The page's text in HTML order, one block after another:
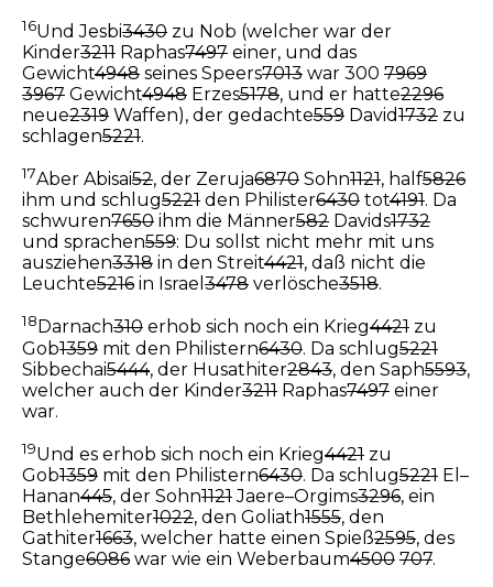
16Und Jesbi3430 zu Nob (welcher war der
Kinder3211 Raphas7497 einer, und das
Gewicht4948 seines Speers7013 war 300 7969
3967 Gewicht4948 Erzes5178, und er hatte2296
neue2319 Waffen), der gedachte559 David1732 zu
schlagen5221.
17Aber Abisai52, der Zeruja6870 Sohn1121, half5826
ihm und schlug5221 den Philister6430 tot4191. Da
schwuren7650 ihm die Männer582 Davids1732
und sprachen559: Du sollst nicht mehr mit uns
ausziehen3318 in den Streit4421, daß nicht die
Leuchte5216 in Israel 3478 verlösche3518.
18 Darnach310 erhob sich noch ein Krieg4421 zu
Gob1359 mit den Philistern6430. Da schlug5221
Sibbechai5444, der Husathiter2843, den Saph5593,
welcher auch der Kinder3211 Raphas7497 einer
war.
19Und es erhob sich noch ein Krieg4421 zu
Gob1359 mit den Philistern6430. Da schlug5221 El–
Hanan445, der Sohn1121Jaere–Orgims3296, ein
Bethlehemiter1022, den Goliath1555, den
Gathiter1663, welcher hatte einen Spieß2595, des
Stange6086 war wie ein Weberbaum4500 707.